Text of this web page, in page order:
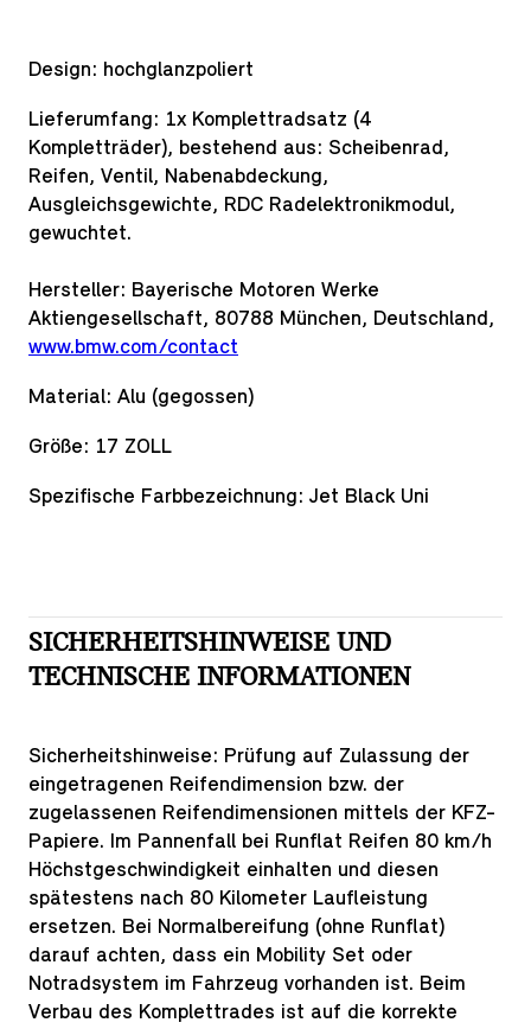
Design: hochglanzpoliert
Lieferumfang: 1x Komplettradsatz (4
Kompletträder), bestehend aus: Scheibenrad,
Reifen, Ventil, Nabenabdeckung,
Ausgleichsgewichte, RDC Radelektronikmodul,
gewuchtet.
Hersteller: Bayerische Motoren Werke
Aktiengesellschaft, 80788 München, Deutschland,
www.bmw.com/contact
Material: Alu (gegossen)
Größe: 17 ZOLL
Spezifische Farbbezeichnung: Jet Black Uni
SICHERHEITSHINWEISE UND
TECHNISCHE INFORMATIONEN
Sicherheitshinweise: Prüfung auf Zulassung der
eingetragenen Reifendimension bzw. der
zugelassenen Reifendimensionen mittels der KFZ-
Papiere. Im Pannenfall bei Runflat Reifen 80 km/h
Höchstgeschwindigkeit einhalten und diesen
spätestens nach 80 Kilometer Laufleistung
ersetzen. Bei Normalbereifung (ohne Runflat)
darauf achten, dass ein Mobility Set oder
Notradsystem im Fahrzeug vorhanden ist. Beim
Verbau des Komplettrades ist auf die korrekte